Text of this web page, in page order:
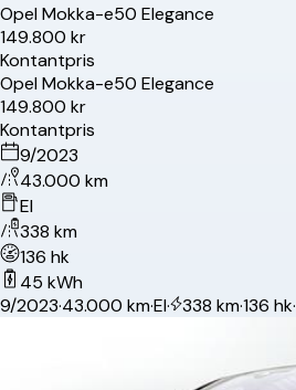
OpelMokka-e50 Elegance
149.800 kr
Kontantpris
OpelMokka-e50 Elegance
149.800 kr
Kontantpris
9/2023
43.000 km
El
338 km
136 hk
45 kWh
9/2023·43.000 km·El· 338 km·136 hk·